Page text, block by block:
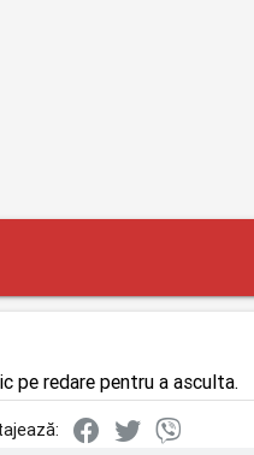
pe redare pentru a asculta.